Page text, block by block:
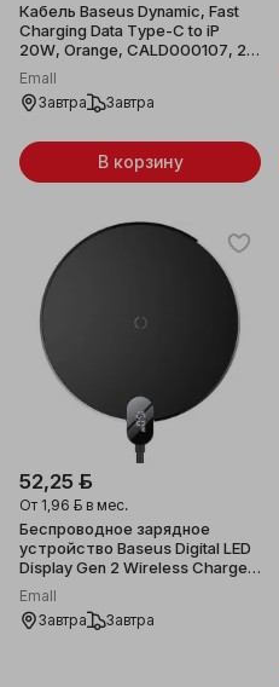
Кабель Baseus Dynamic, Fast
Charging Data Type-C to iP
20W, Orange, CALD000107, 2
м
Emall
Завтра
Завтра
В корзину
52,25 ƃ
От 1,96 ƃ в мес.
Беспроводное зарядное
устройство Baseus Digital LED
Display Gen 2 Wireless Charger
15W Black, CCED000001
Emall
Завтра
Завтра